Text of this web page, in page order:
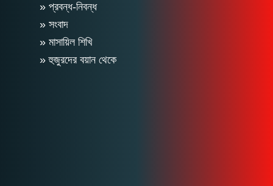
» প্রবন্ধ-নিবন্ধ
» সংবাদ
» মাসায়িল শিখি
» হুজুরদের বয়ান থেকে